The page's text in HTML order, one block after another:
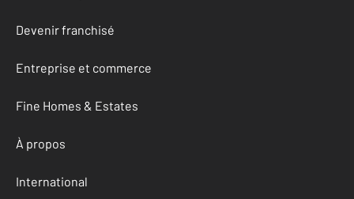
Devenir franchisé
Entreprise et commerce
Fine Homes & Estates
À propos
International